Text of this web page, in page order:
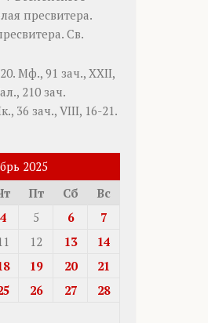
пресвитера.
Св.
Мф., 91 зач., XXII,
210 зач.
36 зач., VIII, 16-21.
2025
Пт Сб
Вс
4 5 6
7
12 13
14
19 20
21
26 27
28